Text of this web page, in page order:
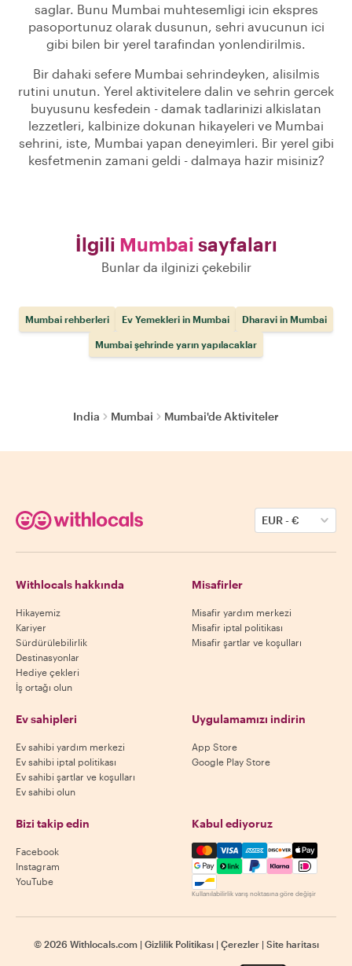
saglar. Bunu Mumbai muhtesemligi icin ekspres
pasoportunuz olarak dusunun, sehri avucunun ici
gibi bilen bir yerel tarafindan yonlendirilmis.
Bir dahaki sefere Mumbai sehrindeyken, alisilmis
rutini unutun. Yerel aktivitelere dalin ve sehrin gercek
buyusunu kesfedein - damak tadlarinizi alkislatan
lezzetleri, kalbinize dokunan hikayeleri ve Mumbai
sehrini, iste, Mumbai yapan deneyimleri. Bir yerel gibi
kesfetmenin zamani geldi - dalmaya hazir misiniz?
İlgili Mumbai sayfaları
Bunlar da ilginizi çekebilir
Mumbai rehberleri Ev Yemekleri in Mumbai Dharavi in Mumbai
Mumbai şehrinde yarın yapılacaklar
India Mumbai Mumbai'de Aktiviteler
EUR-€
Withlocals hakkında
Hikayemiz
Kariyer
Sürdürülebilirlik
Destinasyonlar
Hediye çekleri
İş ortağı olun
Misafirler
Misafir yardım merkezi
Misafir iptal politikası
Misafir şartlar ve koşulları
Ev sahipleri
Ev sahibi yardım merkezi
Ev sahibi iptal politikası
Ev sahibi şartlar ve koşulları
Ev sahibi olun
Uygulamamızı indirin
App Store
Google Play Store
Bizi takip edin
Facebook
Instagram
YouTube
Kabul ediyoruz
Mastercard, Visa, Amex,
Kullanılabilirlik varış noktasına göre değişir
© 2026 Withlocals.com | Gizlilik Politikası | Çerezler | Site haritası